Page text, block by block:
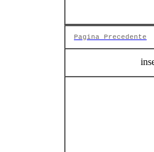
Pagina Precedente